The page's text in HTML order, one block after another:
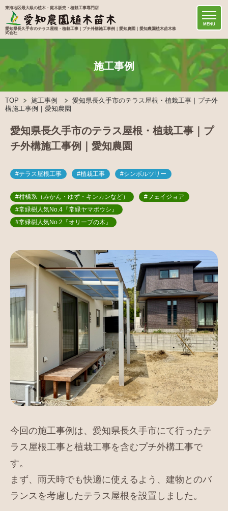
東海地区最大級の植木・庭木販売・植栽工事専門店
愛知県長久手市のテラス屋根・植栽工事｜プチ外構施工事例｜愛知農園｜愛知農園植木苗木株
式会社
MENU
施工事例
TOP 施工事例
愛知県長久手市のテラス屋根・植栽工事｜プチ外
構施工事例｜愛知農園
愛知県長久手市のテラス屋根・植栽工事｜プ
チ外構施工事例｜愛知農園
#テラス屋根工事 #植栽工事 #シンボルツリー
#柑橘系（みかん・ゆず・キンカンなど）
#フェイジョア
#常緑樹人気No.4『常緑ヤマボウシ』
#常緑樹人気No.2『オリーブの木』
今回の施工事例は、愛知県長久手市にて行ったテ
ラス屋根工事と植栽工事を含むプチ外構工事で
す。
まず、雨天時でも快適に使えるよう、建物とのバ
ランスを考慮したテラス屋根を設置しました。